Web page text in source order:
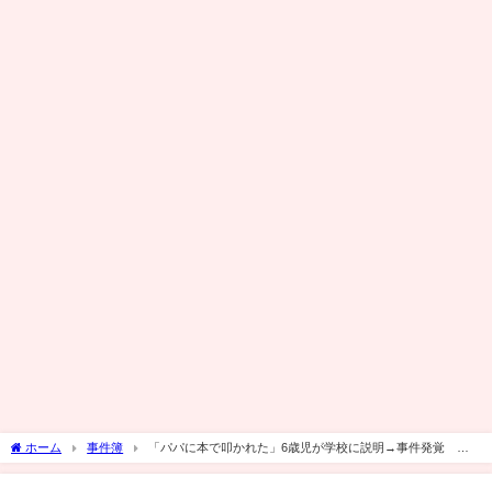
ホーム 事件簿
「パパに本で叩かれた」6歳児が学校に説明→事件発覚 男
を逮捕【スーパーJチャンネル】(2024年10月8日)